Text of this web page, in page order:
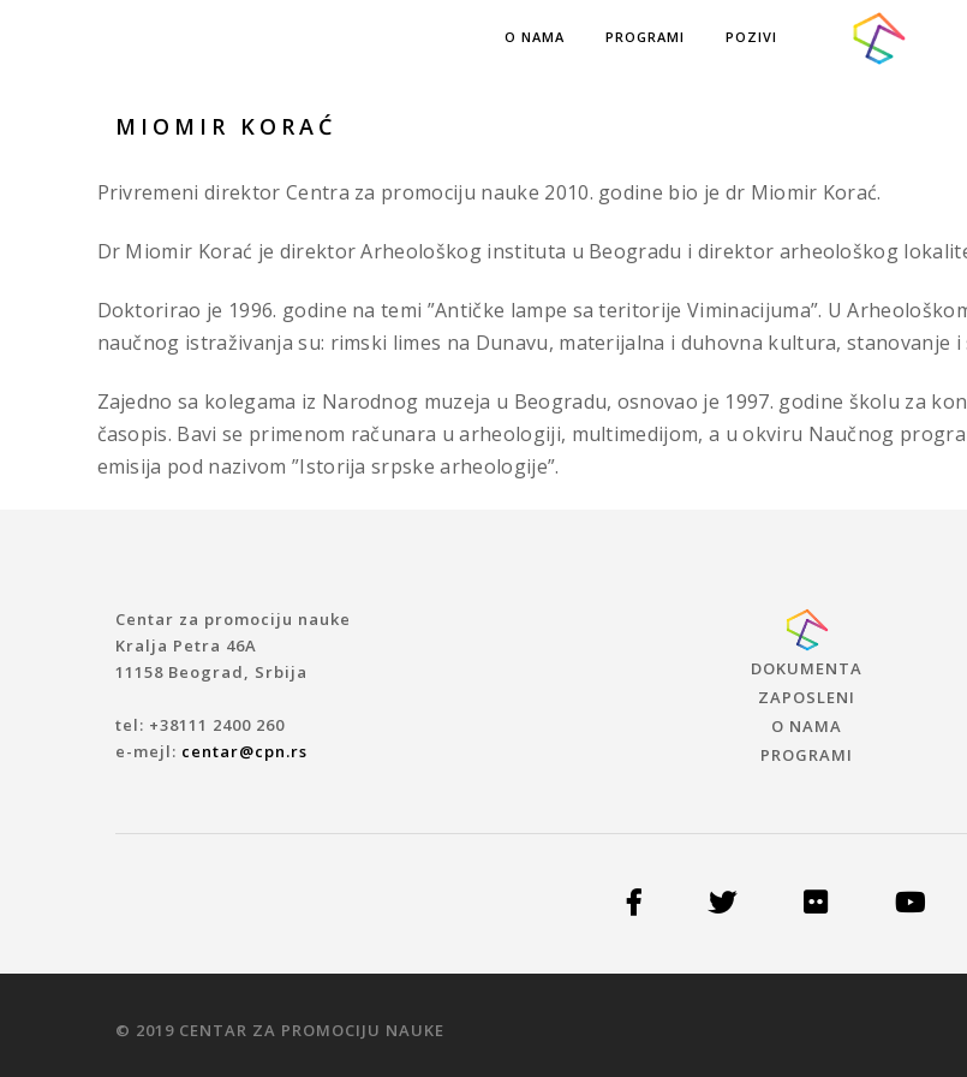
O NAMA PROGRAMI POZIVI
MIOMIR KORAĆ
Privremeni direktor Centra za promociju nauke 2010. godine bio je dr Miomir Korać.
Dr Miomir Korać je direktor Arheološkog instituta u Beogradu i direktor arheološkog
Doktorirao je 1996. godine na temi ”Antičke lampe sa teritorije Viminacijuma”. U
naučnog istraživanja su: rimski limes na Dunavu, materijalna i duhovna kultura,
Zajedno sa kolegama iz Narodnog muzeja u Beogradu, osnovao je 1997. godine školu za
časopis. Bavi se primenom računara u arheologiji, multimedijom, a u okviru Naučnog
emisija pod nazivom ”Istorija srpske arheologije”.
Centar za promociju nauke
Kralja Petra 46A
11158 Beograd, Srbija
tel: +38111 2400 260
e-mejl: centar@cpn.rs
DOKUMENTA
ZAPOSLENI
O NAMA
PROGRAMI
© 2019 CENTAR ZA PROMOCIJU NAUKE